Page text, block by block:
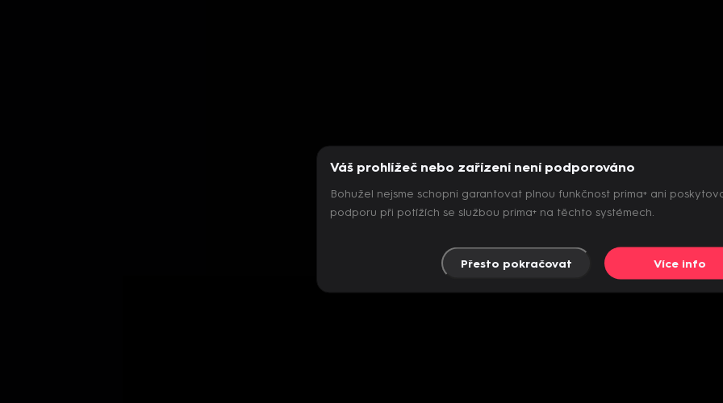
Váš prohlížeč nebo zařízení není podporováno
Bohužel nejsme schopni garantovat plnou funkčnost prima+ ani
podporu při potížích se službou prima+ na těchto systémech.
Přesto pokračovat Více info